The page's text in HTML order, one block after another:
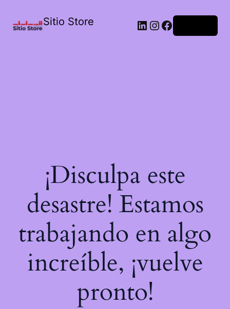
Sitio Store
¡Disculpa este
desastre! Estamos
trabajando en algo
increíble, ¡vuelve
pronto!